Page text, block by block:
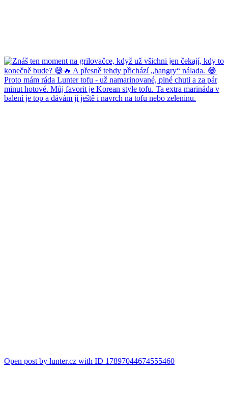
Open post by lunter.cz with ID 17897044674555460